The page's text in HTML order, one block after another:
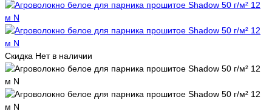
Скидка Нет в наличии